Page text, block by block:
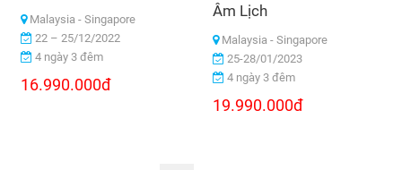
Malaysia - Singapore
22 – 25/12/2022
4 ngày 3 đêm
16.990.000đ
Âm Lịch
Malaysia - Singapore
25-28/01/2023
4 ngày 3 đêm
19.990.000đ